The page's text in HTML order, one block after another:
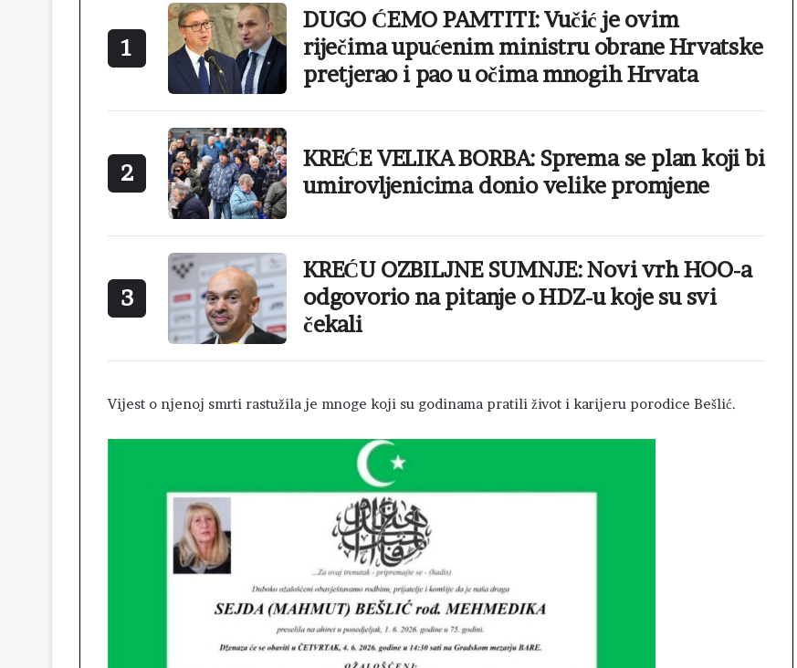
1
DUGO ĆEMO PAMTITI: Vučić je ovim
riječima upućenim ministru obrane Hrvatske
pretjerao i pao u očima mnogih Hrvata
2
KREĆE VELIKA BORBA: Sprema se plan koji bi
umirovljenicima donio velike promjene
3
KREĆU OZBILJNE SUMNJE: Novi vrh HOO-a
odgovorio na pitanje o HDZ-u koje su svi
čekali
Vijest o njenoj smrti rastužila je mnoge koji su godinama pratili život i karijeru porodice Bešlić.